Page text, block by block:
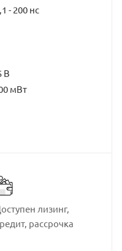
- 200 нс
В
мВт
лизинг,
рассрочка